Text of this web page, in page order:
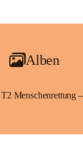
Alben